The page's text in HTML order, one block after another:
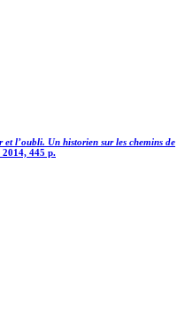
et l’oubli. Un historien sur les chemins de
445 p.